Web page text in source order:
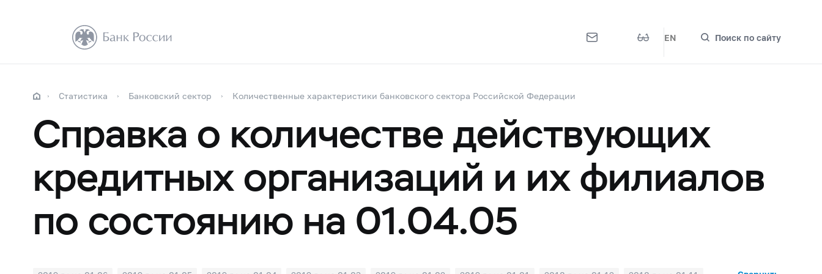
EN Поиск по сайту
Статистика Банковский сектор Количественные характеристики банковского сектора Российской Федерации
Справка о количестве действующих
кредитных организаций и их филиалов
по состоянию на 01.04.05